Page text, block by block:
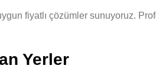
fiyatlı çözümler sunuyoruz.
Yerler